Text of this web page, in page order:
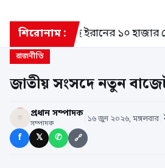
শিরোনাম :
আটকে আছে ইরানের ১০ হাজার
রাজনীতি
জাতীয় সংসদে নতুন
প্রধান সম্পাদক
সম্পাদক ১৬ জুন ২০২৬, মঙ্গলবার|
f 𝕏 ✆ 🔗